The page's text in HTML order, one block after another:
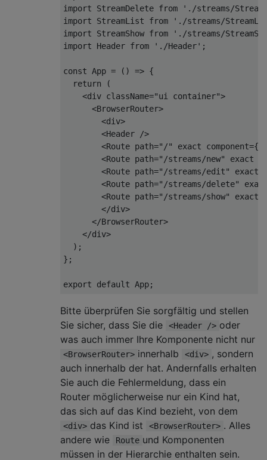
import StreamDelete from
'./streams/
import StreamList from
'./streams/
import StreamShow from
'./streams/
import Header from './Header' ;
const App = () => {
return (
<div className="ui container">
<BrowserRouter>
<div>
<Header />
<Route path="/" exact component=
<Route path="/streams/new" exact
<Route path="/streams/edit" exact
<Route path="/streams/delete"
<Route path="/streams/show" exact
</div>
</BrowserRouter>
</div>
  );
};
export default
Bitte überprüfen Sie sorgfältig und stellen
Sie sicher, dass Sie die
<Header /> oder
was auch immer Ihre Komponente nicht nur
<BrowserRouter> innerhalb <div> , sondern
auch innerhalb der hat. Andernfalls erhalten
Sie auch die Fehlermeldung, dass ein
Router möglicherweise nur ein Kind hat,
das sich auf das Kind bezieht, von dem
<div> das Kind ist <BrowserRouter> . Alles
andere wie
Route und Komponenten
müssen in der Hierarchie enthalten sein.